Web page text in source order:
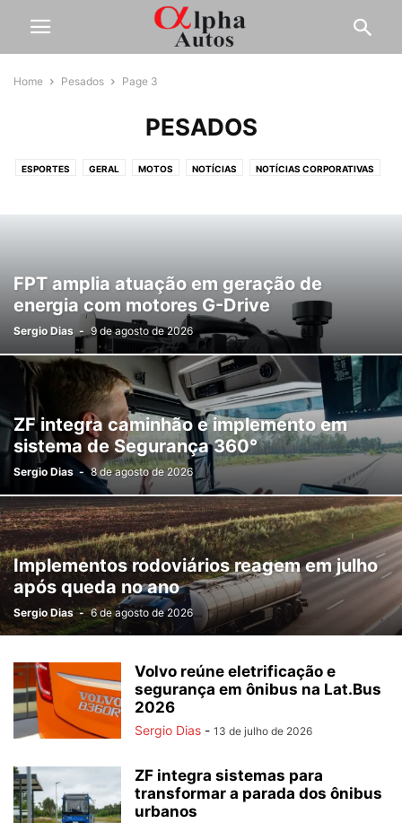
Home Pesados Page 3
PESADOS
ESPORTES GERAL MOTOS NOTÍCIAS NOTÍCIAS CORPORATIVAS
FPT amplia atuação em geração de
energia com motores G-Drive
Sergio Dias - 9 de agosto de 2026
ZF integra caminhão e implemento em
sistema de Segurança 360°
Sergio Dias - 8 de agosto de 2026
Implementos rodoviários reagem em julho
após queda no ano
Sergio Dias - 6 de agosto de 2026
Volvo reúne eletrificação e
segurança em ônibus na Lat.Bus
2026
Sergio Dias - 13 de julho de 2026
ZF integra sistemas para
transformar a parada dos ônibus
urbanos